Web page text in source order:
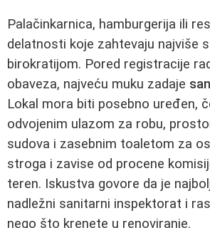
Palačinkarnica, hamburgerija ili
delatnosti koje zahtevaju najviše
birokratijom. Pored registracije
obaveza, najveću muku zadaje
Lokal mora biti posebno uređen,
odvojenim ulazom za robu,
sudova i zasebnim toaletom za
stroga i zavise od procene
teren. Iskustva govore da je
nadležni sanitarni inspektorat i
nego što krenete u renoviranje.